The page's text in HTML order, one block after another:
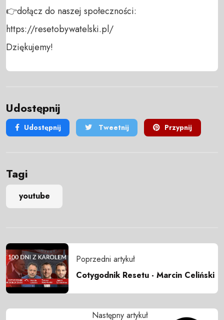
👉dołącz do naszej społeczności:
https://resetobywatelski.pl/
Dziękujemy!
Udostępnij
Udostępnij Tweetnij Przypnij
Tagi
youtube
Poprzedni artykuł
Cotygodnik Resetu - Marcin Celiński
Następny artykuł